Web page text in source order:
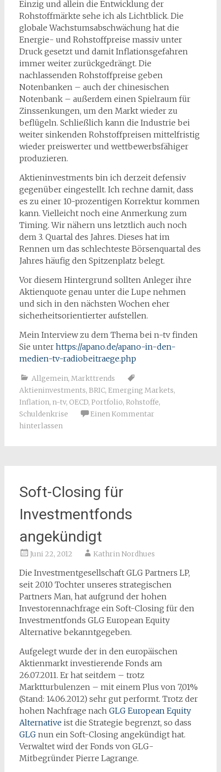
Einzig und allein die Entwicklung der
Rohstoffmärkte sehe ich als Lichtblick. Die
globale Wachstumsabschwächung hat die
Energie- und Rohstoffpreise massiv unter
Druck gesetzt und damit Inflationsgefahren
immer weiter zurückgedrängt. Die
nachlassenden Rohstoffpreise geben
Notenbanken – auch der chinesischen
Notenbank – außerdem einen Spielraum für
Zinssenkungen, um den Markt wieder zu
beflügeln. Schließlich kann die Industrie bei
weiter sinkenden Rohstoffpreisen mittelfristig
wieder preiswerter und wettbewerbsfähiger
produzieren.
Aktieninvestments bin ich derzeit defensiv
gegenüber eingestellt. Ich rechne damit, dass
es zu einer 10-prozentigen Korrektur kommen
kann. Vielleicht noch eine Anmerkung zum
Timing. Wir nähern uns letztlich auch noch
dem 3. Quartal des Jahres. Dieses hat im
Rennen um das schlechteste Börsenquartal des
Jahres häufig den Spitzenplatz belegt.
Vor diesem Hintergrund sollten Anleger ihre
Aktienquote genau unter die Lupe nehmen
und sich in den nächsten Wochen eher
sicherheitsorientierter aufstellen.
Mein Interview zu dem Thema bei n-tv finden
Sie unter https://apano.de/apano-in-den-
medien-tv-radiobeitraege.php
Allgemein, Markttrends
Aktieninvestments, BRIC, Emerging Markets,
Inflation, n-tv, OECD, Portfolio, Rohstoffe,
Schuldenkrise
Einen Kommentar
hinterlassen
Soft-Closing für
Investmentfonds
angekündigt
Juni 22, 2012 Kathrin Nordhues
Die Investmentgesellschaft GLG Partners LP,
seit 2010 Tochter unseres strategischen
Partners Man, hat aufgrund der hohen
Investorennachfrage ein Soft-Closing für den
Investmentfonds GLG European Equity
Alternative bekanntgegeben.
Aufgelegt wurde der in den europäischen
Aktienmarkt investierende Fonds am
26.07.2011. Er hat seitdem – trotz
Marktturbulenzen – mit einem Plus von 7,01%
(Stand: 14.06.2012) sehr gut performt. Trotz der
hohen Nachfrage nach GLG European Equity
Alternativeist die Strategie begrenzt, so dass
GLGnun ein Soft-Closing angekündigt hat.
Verwaltet wird der Fonds von GLG-
Mitbegründer Pierre Lagrange.